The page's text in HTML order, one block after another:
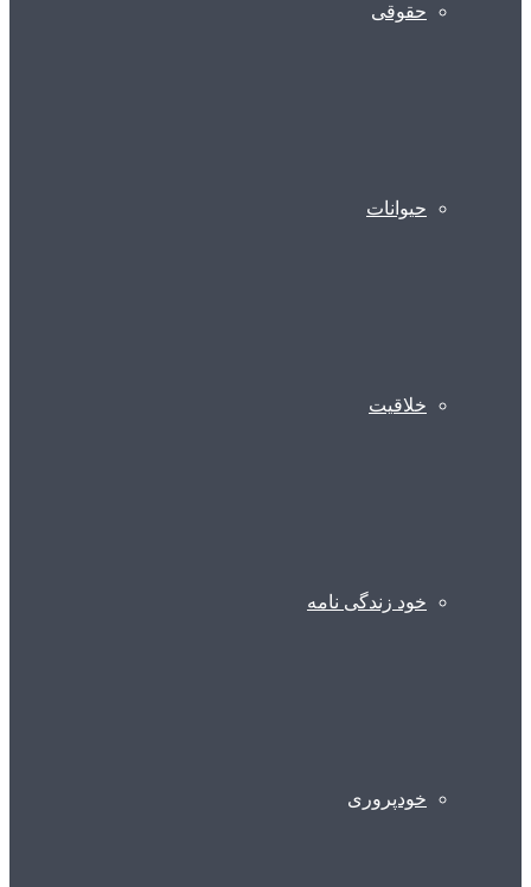
حقوقی
حیوانات
خلاقیت
خود زندگی نامه
خودپروری